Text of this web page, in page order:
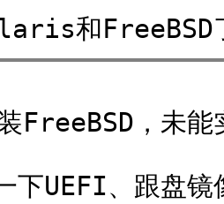
和FreeBSD
FreeBSD，未能
UEFI、跟盘镜